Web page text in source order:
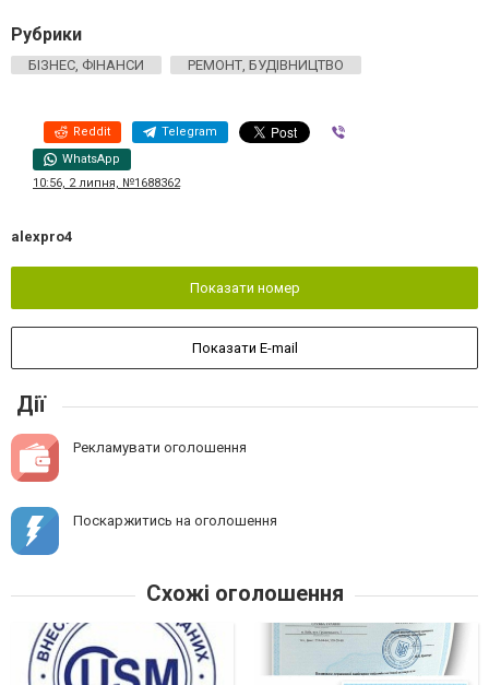
Рубрики
БІЗНЕС, ФІНАНСИ РЕМОНТ, БУДІВНИЦТВО
Reddit Telegram
WhatsApp
10:56, 2 липня, №1688362
alexpro4
Показати номер
Показати E-mail
Дії
Рекламувати оголошення
Поскаржитись на оголошення
Схожі оголошення